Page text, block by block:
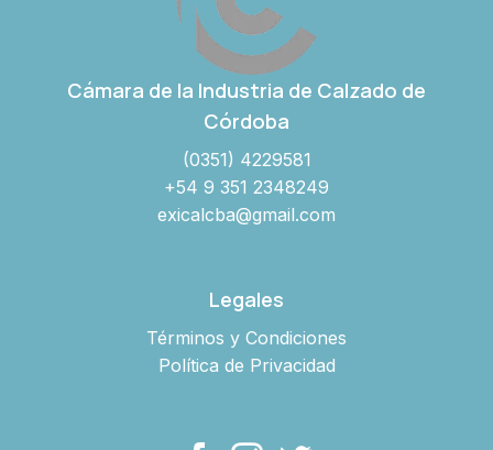
Cámara de la Industria de Calzado de
Córdoba
(0351) 4229581
+54 9 351 2348249
exicalcba@gmail.com
Legales
Términos y Condiciones
Política de Privacidad